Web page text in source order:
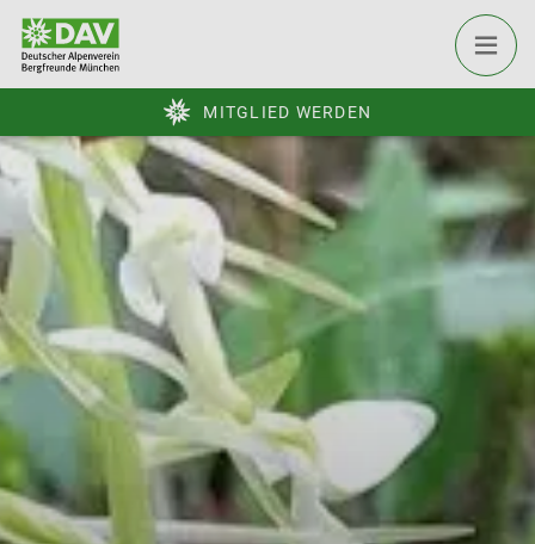
MITGLIED WERDEN